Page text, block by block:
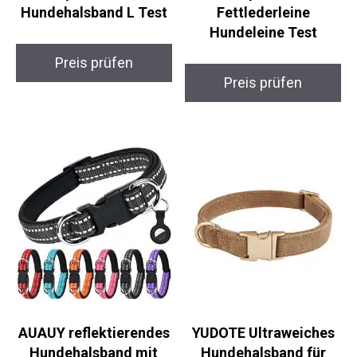
Hundehalsband L Test
Preis prüfen
Fettlederleine
Hundeleine Test
Preis prüfen
AUAUY reflektierendes
Hundehalsband mit
YUDOTE Ultraweiches
Hundehalsband für